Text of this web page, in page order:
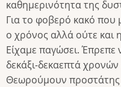
καθημερινότητα της
Για το φοβερό κακό που
ο χρόνος αλλά ούτε και
Είχαμε παγώσει.
δεκάξι-δεκαεπτά
Θεωρούμουν προστάτης